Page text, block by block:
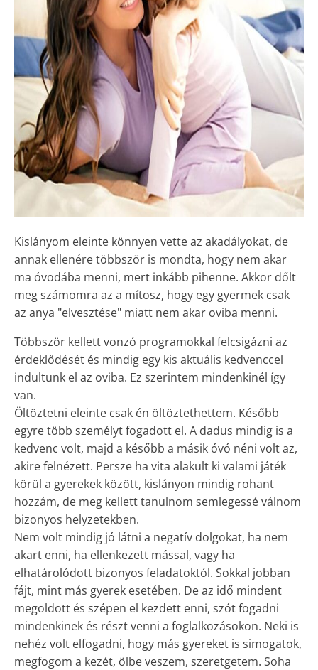
Kislányom eleinte könnyen vette az akadályokat, de
annak ellenére többször is mondta, hogy nem akar
ma óvodába menni, mert inkább pihenne. Akkor dőlt
meg számomra az a mítosz, hogy egy gyermek csak
az anya "elvesztése" miatt nem akar oviba menni.
Többször kellett vonzó programokkal felcsigázni az
érdeklődését és mindig egy kis aktuális kedvenccel
indultunk el az oviba. Ez szerintem mindenkinél így
van.
Öltöztetni eleinte csak én öltöztethettem. Később
egyre több személyt fogadott el. A dadus mindig is a
kedvenc volt, majd a később a másik óvó néni volt az,
akire felnézett. Persze ha vita alakult ki valami játék
körül a gyerekek között, kislányon mindig rohant
hozzám, de meg kellett tanulnom semlegessé válnom
bizonyos helyzetekben.
Nem volt mindig jó látni a negatív dolgokat, ha nem
akart enni, ha ellenkezett mással, vagy ha
elhatárolódott bizonyos feladatoktól. Sokkal jobban
fájt, mint más gyerek esetében. De az idő mindent
megoldott és szépen el kezdett enni, szót fogadni
mindenkinek és részt venni a foglalkozásokon. Neki is
nehéz volt elfogadni, hogy más gyereket is simogatok,
megfogom a kezét, ölbe veszem, szeretgetem. Soha